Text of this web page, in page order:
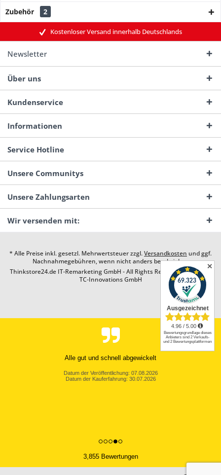
Zubehör 2
Kostenloser Versand innerhalb Deutschlands
Newsletter
Über uns
Kundenservice
Informationen
Service Hotline
Unsere Communitys
Unsere Zahlungsarten
Wir versenden mit:
* Alle Preise inkl. gesetzl. Mehrwertsteuer zzgl.Versandkosten und ggf.
Nachnahmegebühren, wenn nicht anders beschrieben
Thinkstore24.de IT-Remarketing GmbH - All Rights Reserved. Design by
TC-Innovations GmbH
Alle gut und schnell abgewickelt
Datum der Veröffentlichung: 07.08.2026
Datum der Kauferfahrung: 30.07.2026
3,855 Bewertungen
✕